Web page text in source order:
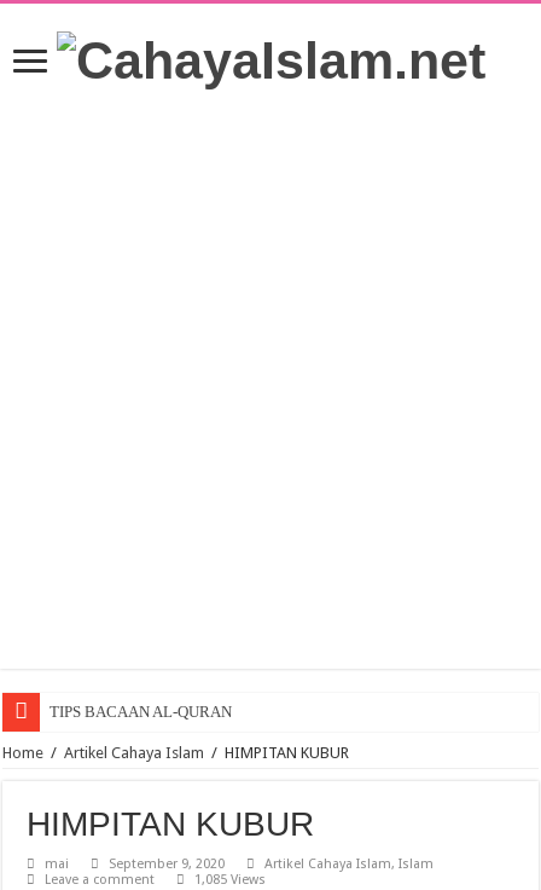
TIPS BACAAN AL-QURAN
Penawar Anak Lambat Bercakap
SYURGA SEORANG ISTERI
Menyesal pada yang tiada adalah sia-sia.
Home / Artikel Cahaya Islam / HIMPITAN KUBUR
HIMPITAN KUBUR
mai September 9, 2020 Artikel Cahaya Islam,Islam
Leave a comment
1,085 Views